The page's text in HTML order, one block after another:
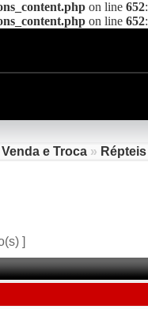
on line 652:
on line 652:
e Troca » Répteis
]